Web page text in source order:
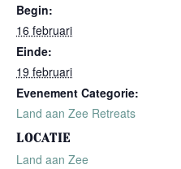
Begin:
16 februari
Einde:
19 februari
Evenement Categorie:
Land aan Zee Retreats
LOCATIE
Land aan Zee